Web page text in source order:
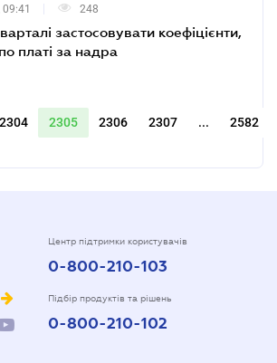
248
застосовувати коефіцієнти,
платі за надра
2304 2305 2306 2307 ... 2582
Центр підтримки користувачів
0-800-210-103
Підбір продуктів та рішень
0-800-210-102